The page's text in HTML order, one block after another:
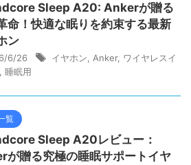
Sleep A20: Ankerが贈る
命！快適な眠りを約束する最新
ン
6/26 イヤホン Anker, ワイヤレスイ
睡眠用
覧
Sleep A20レビュー：
が贈る究極の睡眠サポートイヤ